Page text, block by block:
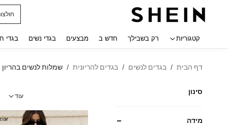
נעלי
קטגוריות רק בשבילך חדש ב מבצעים בגדי נשים בגדי
דף הבית / בגדים לנשים / בגדים להריונית / שמלות לנשים בהריון
סינון
מידה
עוד